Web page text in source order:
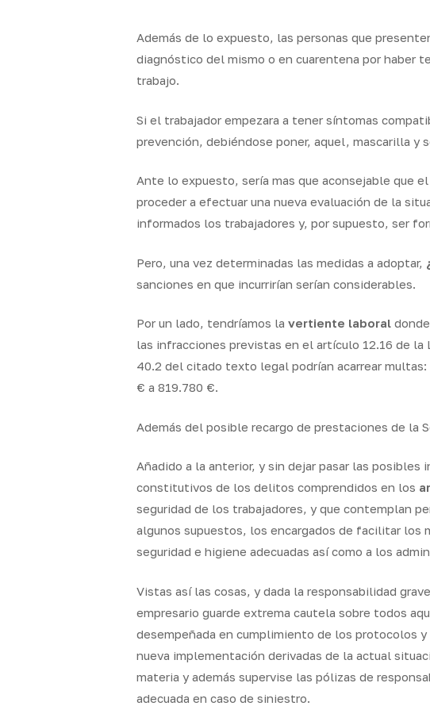
Además de lo expuesto, las personas que
diagnóstico del mismo o en cuarentena por haber
trabajo.
Si el trabajador empezara a tener síntomas
prevención, debiéndose poner, aquel, mascarilla y
Ante lo expuesto, sería mas que aconsejable que
proceder a efectuar una nueva evaluación de la
informados los trabajadores y, por supuesto, ser
Pero, una vez determinadas las medidas a adoptar,
sanciones en que incurrirían serían considerables.
Por un lado, tendríamos la vertiente laboral
las infracciones previstas en el artículo 12.16 de
40.2 del citado texto legal podrían acarrear multas:
€ a 819.780 €.
Además del posible recargo de prestaciones de la
Añadido a la anterior, y sin dejar pasar las
constitutivos de los delitos comprendidos en los
seguridad de los trabajadores, y que contemplan
algunos supuestos, los encargados de facilitar los
seguridad e higiene adecuadas así como a los
Vistas así las cosas, y dada la responsabilidad
empresario guarde extrema cautela sobre todos
desempeñada en cumplimiento de los protocolos
nueva implementación derivadas de la actual
materia y además supervise las pólizas de
adecuada en caso de siniestro